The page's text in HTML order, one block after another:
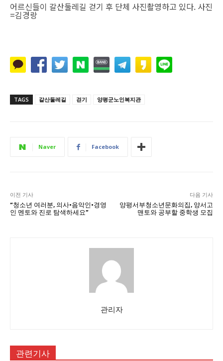
어르신들이 갈산둘레길 걷기 후 단체 사진촬영하고 있다. 사진
=김경랑
TAGS 갈산둘레길 걷기 양평군노인복지관
Naver Facebook
이전 기사
“청소년 여러분, 의사·음악인·경영
인 멘토와 진로 탐색하세요”
다음 기사
양평서부청소년문화의집, 양서고
맨토와 공부할 중학생 모집
관리자
관련기사